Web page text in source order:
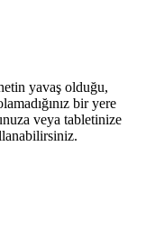
yavaş olduğu,
bir yere
veya tabletinize